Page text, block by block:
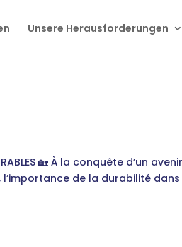
Unsere Herausforderungen
🏡 À la conquête d’un
de la durabilité